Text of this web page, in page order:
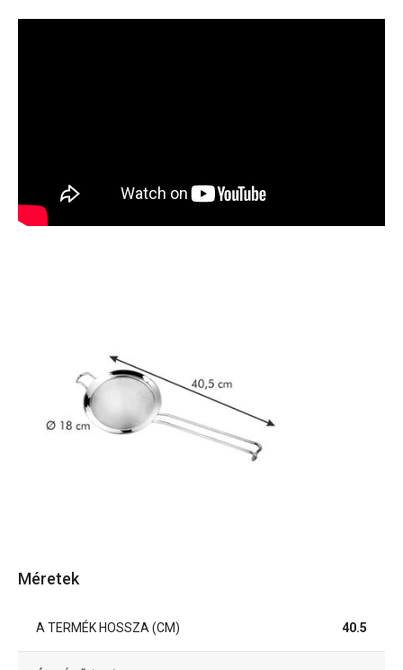
Méretek
A TERMÉK HOSSZA (CM) 40.5